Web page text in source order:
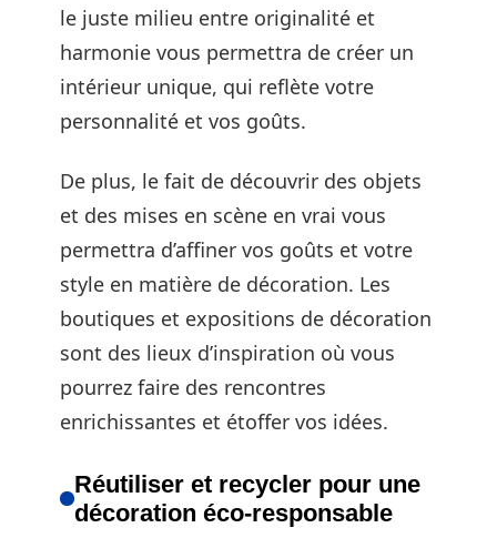
le juste milieu entre originalité et
harmonie vous permettra de créer un
intérieur unique, qui reflète votre
personnalité et vos goûts.
De plus, le fait de découvrir des objets
et des mises en scène en vrai vous
permettra d’affiner vos goûts et votre
style en matière de décoration. Les
boutiques et expositions de décoration
sont des lieux d’inspiration où vous
pourrez faire des rencontres
enrichissantes et étoffer vos idées.
Réutiliser et recycler pour une
décoration éco-responsable